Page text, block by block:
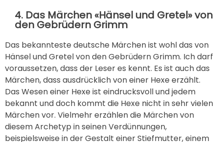
4. Das Märchen «Hänsel und Gretel» von
den Gebrüdern Grimm
Das bekannteste deutsche Märchen ist wohl das von
Hänsel und Gretel von den Gebrüdern Grimm. Ich darf
voraussetzen, dass der Leser es kennt. Es ist auch das
Märchen, dass ausdrücklich von einer Hexe erzählt.
Das Wesen einer Hexe ist eindrucksvoll und jedem
bekannt und doch kommt die Hexe nicht in sehr vielen
Märchen vor. Vielmehr erzählen die Märchen von
diesem Archetyp in seinen Verdünnungen,
beispielsweise in der Gestalt einer Stiefmutter, einem